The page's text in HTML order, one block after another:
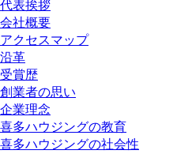
代表挨拶
会社概要
アクセスマップ
沿革
受賞歴
創業者の思い
企業理念
喜多ハウジングの教育
喜多ハウジングの社会性